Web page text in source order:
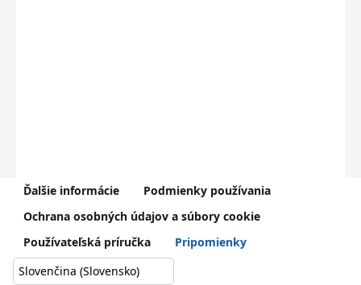
V prípade problémov kontaktujte Centrum podpory používateľov
dátového centra rezortu školstva (0800 138 033,
helpdesk@iedu.sk
Ďalšie informácie
Podmienky používania
Ochrana osobných údajov a súbory cookie
Používateľská príručka
Pripomienky